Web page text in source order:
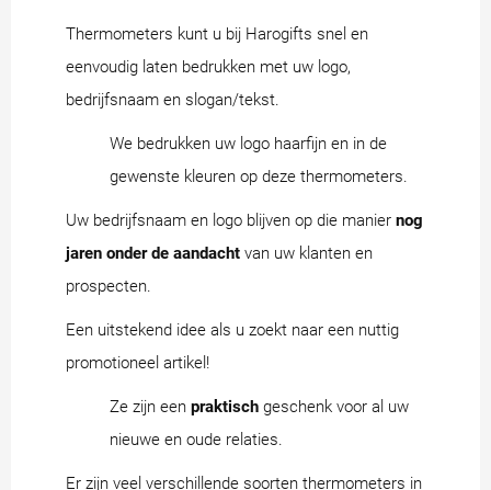
Thermometers kunt u bij Harogifts snel en
eenvoudig laten bedrukken met uw logo,
bedrijfsnaam en slogan/tekst.
We bedrukken uw logo haarfijn en in de
gewenste kleuren op deze thermometers.
Uw bedrijfsnaam en logo blijven op die manier nog
jaren onder de aandacht van uw klanten en
prospecten.
Een uitstekend idee als u zoekt naar een nuttig
promotioneel artikel!
Ze zijn een praktisch geschenk voor al uw
nieuwe en oude relaties.
Er zijn veel verschillende soorten thermometers in